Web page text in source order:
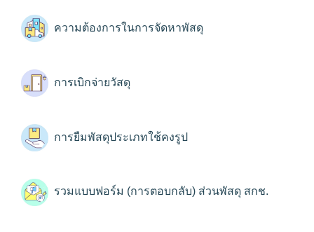
ความต้องการในการจัดหาพัสดุ
การเบิกจ่ายวัสดุ
การยืมพัสดุประเภทใช้คงรูป
รวมแบบฟอร์ม (การตอบกลับ) ส่วนพัสดุ สกช.